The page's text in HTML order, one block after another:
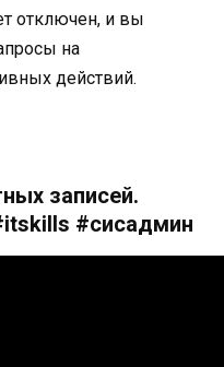
отключен, и вы
на
действий.
записей.
#сисадмин